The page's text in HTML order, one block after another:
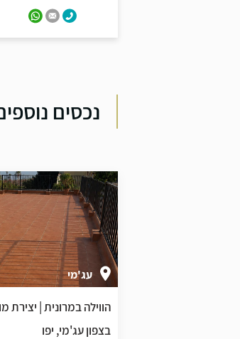
נכסים
עג'מי
הווילה במרונית |
בצפון עג'מי, יפו